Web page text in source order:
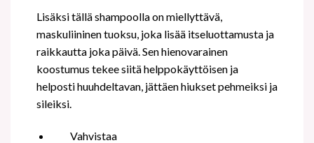
Lisäksi tällä shampoolla on miellyttävä,
maskuliininen tuoksu, joka lisää itseluottamusta ja
raikkautta joka päivä. Sen hienovarainen
koostumus tekee siitä helppokäyttöisen ja
helposti huuhdeltavan, jättäen hiukset pehmeiksi ja
sileiksi.
Vahvistaa